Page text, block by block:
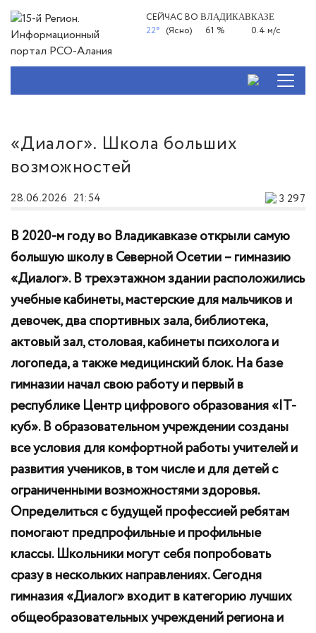
СЕЙЧАС ВОВЛАДИКАВКАЗЕ
22° (Ясно) 61 % 0.4 м/с
«Диалог». Школа больших
возможностей
28.06.2026 21:54 3 297
В 2020-м году во Владикавказе открыли самую
большую школу в Северной Осетии – гимназию
«Диалог». В трехэтажном здании расположились
учебные кабинеты, мастерские для мальчиков и
девочек, два спортивных зала, библиотека,
актовый зал, столовая, кабинеты психолога и
логопеда, а также медицинский блок. На базе
гимназии начал свою работу и первый в
республике Центр цифрового образования «IT-
куб». В образовательном учреждении созданы
все условия для комфортной работы учителей и
развития учеников, в том числе и для детей с
ограниченными возможностями здоровья.
Определиться с будущей профессией ребятам
помогают предпрофильные и профильные
классы. Школьники могут себя попробовать
сразу в нескольких направлениях. Сегодня
гимназия «Диалог» входит в категорию лучших
общеобразовательных учреждений региона и